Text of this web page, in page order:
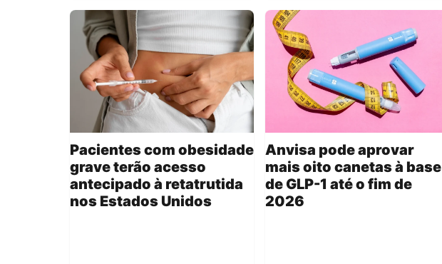
Pacientes com obesidade
grave terão acesso
antecipado à retatrutida
nos Estados Unidos
Anvisa pode aprovar
mais oito canetas à base
de GLP-1 até o fim de
2026